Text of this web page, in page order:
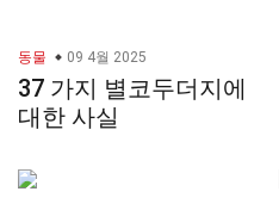
동물 09 4월 2025
37 가지 별코두더지에
대한 사실